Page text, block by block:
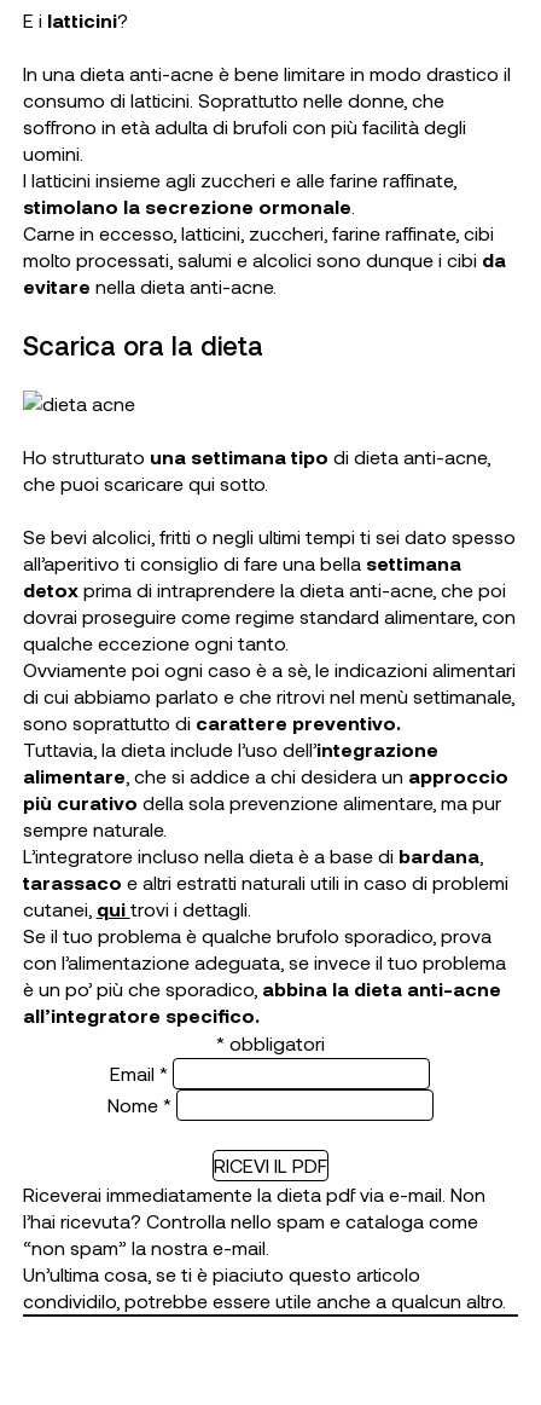
E i latticini?
In una dieta anti-acne è bene limitare in modo drastico il
consumo di latticini. Soprattutto nelle donne, che
soffrono in età adulta di brufoli con più facilità degli
uomini.
I latticini insieme agli zuccheri e alle farine raffinate,
stimolano la secrezione ormonale
Carne in eccesso, latticini, zuccheri, farine raffinate, cibi
molto processati, salumi e alcolici sono dunque i cibi da
evitare nella dieta anti-acne.
Scarica ora la dieta
Ho strutturato una settimana tipo di dieta anti-acne,
che puoi scaricare qui sotto.
Se bevi alcolici, fritti o negli ultimi tempi ti sei dato spesso
all’aperitivo ti consiglio di fare una bella settimana
detoxprima di intraprendere la dieta anti-acne, che poi
dovrai proseguire come regime standard alimentare, con
qualche eccezione ogni tanto.
Ovviamente poi ogni caso è a sè, le indicazioni alimentari
di cui abbiamo parlato e che ritrovi nel menù settimanale,
sono soprattutto di carattere preventivo.
Tuttavia, la dieta include l’uso dell’integrazione
alimentare , che si addice a chi desidera un approccio
più curativo della sola prevenzione alimentare, ma pur
sempre naturale.
L’integratore incluso nella dieta è a base di bardana,
tarassaco e altri estratti naturali utili in caso di problemi
cutanei, qui trovi i dettagli.
Se il tuo problema è qualche brufolo sporadico, prova
con l’alimentazione adeguata, se invece il tuo problema
è un po’ più che sporadico, abbina la dieta anti-acne
all’integratore specifico.
* obbligatori
Email*
Nome *
Riceverai immediatamente la dieta pdf via e-mail. Non
l’hai ricevuta? Controlla nello spam e cataloga come
“non spam” la nostra e-mail.
Un’ultima cosa, se ti è piaciuto questo articolo
condividilo, potrebbe essere utile anche a qualcun altro.